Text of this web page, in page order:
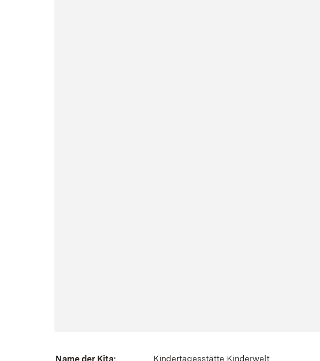
Name der Kita: Kindertagesstätte Kinderwelt